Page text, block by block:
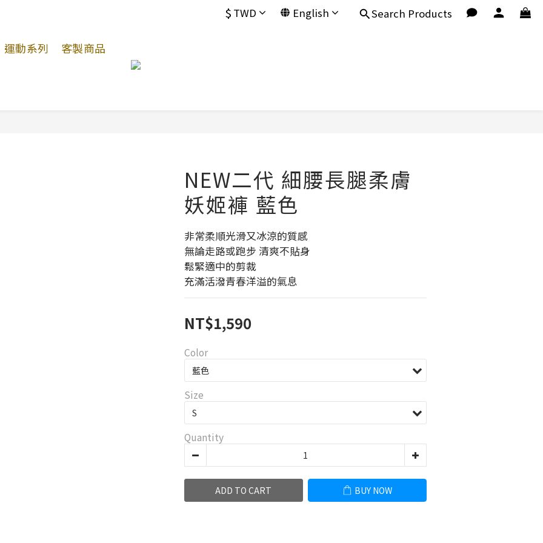
$ TWD English Search Products
運動系列
客製商品
NEW二代 細腰長腿柔膚
妖姬褲 藍色
非常柔順光滑又冰涼的質感
無論走路或跑步 清爽不貼身
鬆緊適中的剪裁
充滿活潑青春洋溢的氣息
NT$1,590
Color
Size
Quantity
ADD TO CART BUY NOW